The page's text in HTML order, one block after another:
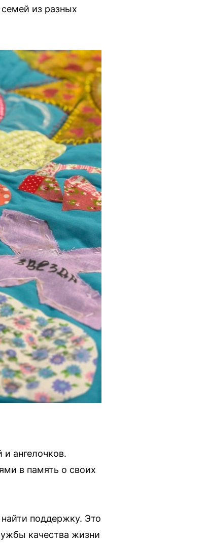
из разных
ангелочков.
в память о своих
поддержку. Это
качества жизни